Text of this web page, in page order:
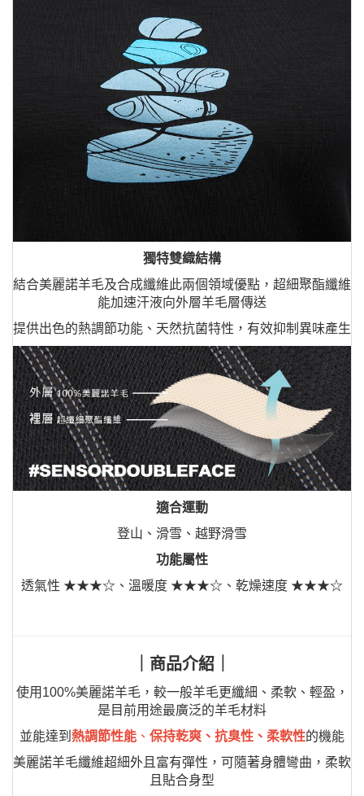
獨特雙織結構
結合美麗諾羊毛及合成纖維此兩個領域優點，超細聚酯纖維
能加速汗液向外層羊毛層傳送
提供出色的熱調節功能、天然抗菌特性，有效抑制異味產生
適合運動
登山、滑雪、越野滑雪
功能屬性
透氣性 ★★★☆、溫暖度 ★★★☆、乾燥速度 ★★★☆
｜商品介紹｜
使用100%美麗諾羊毛，較一般羊毛更纖細、柔軟、輕盈，
是目前用途最廣泛的羊毛材料
並能達到 熱調節性能 、 保持乾爽、抗臭性、柔軟性的機能
美麗諾羊毛纖維超細外且富有彈性，可隨著身體彎曲，柔軟
且貼合身型